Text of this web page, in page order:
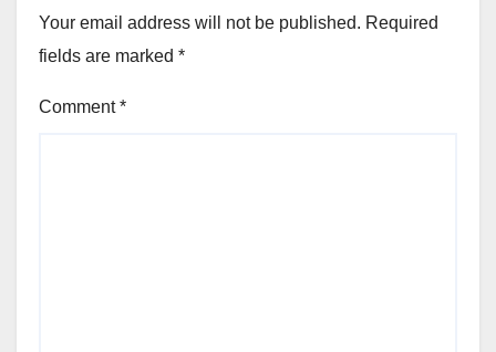
Your email address will not be published. Required
fields are marked *
Comment*